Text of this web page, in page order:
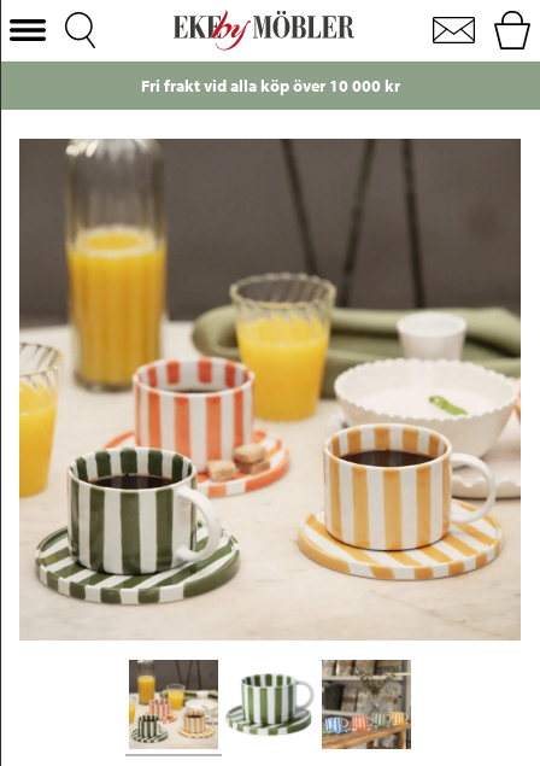
Monica kopp med fat randig grön/vit
Välj Kategori
Fåtöljer
Sängar
Förvaring
Inredning
Mattor
Belysning
Utemöbler
Varumärken
Outlet
Fri frakt vid alla köp över 10 000 kr